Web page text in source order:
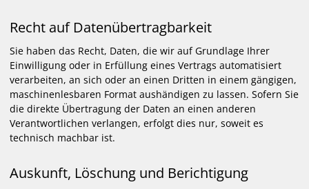
Recht auf Daten­übertrag­barkeit
Sie haben das Recht, Daten, die wir auf Grundlage Ihrer
Einwilligung oder in Erfüllung eines Vertrags automatisiert
verarbeiten, an sich oder an einen Dritten in einem gängigen,
maschinenlesbaren Format aushändigen zu lassen. Sofern Sie
die direkte Übertragung der Daten an einen anderen
Verantwortlichen verlangen, erfolgt dies nur, soweit es
technisch machbar ist.
Auskunft, Löschung und Berichtigung